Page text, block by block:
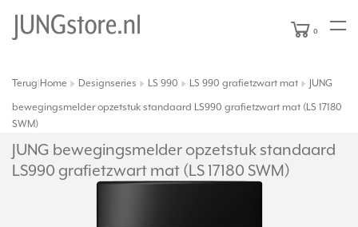
0
Terug Home Designseries LS 990 LS 990 grafietzwart mat JUNG
bewegingsmelder opzetstuk standaard LS990 grafietzwart mat (LS 17180
SWM)
JUNG bewegingsmelder opzetstuk standaard
LS990 grafietzwart mat (LS 17180 SWM)